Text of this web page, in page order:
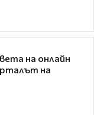
на онлайн
на